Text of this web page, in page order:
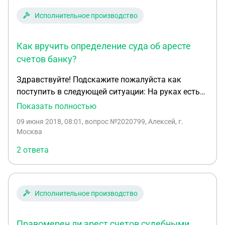
Исполнительное производство
Как вручить определение суда об аресте
счетов банку?
Здравствуйте! Подскажите пожалуйста как
поступить в следующей ситуации: На руках есть
определение суда о наложении ареста на
и в какой бы форме ни выражались, не указано
инсайдерская информация в каком именно банке
у должника хранятся средства. При попытке
занести лично определение в этот банк там
начальница операционного подразделения (
подать в канцелярию нет возможности поскольку
Показать полностью
09 июня 2018, 08:01 , вопрос №2020799, Алексей, г.
Москва
2 ответа
Исполнительное производство